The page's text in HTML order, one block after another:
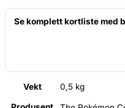
Se komplett kortliste med
Vekt 0,5 kg